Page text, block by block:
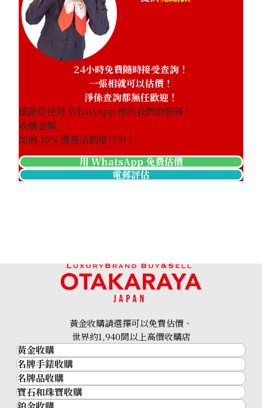
22K gold (K22) Canada Calgary Olympic gold coin
HKD 2,028.16
24小時免費隨時接受查詢！
一張相就可以估價！
淨係查詢都無任歡迎！
感謝您使用 WhatsApp 預約我們的服務！
收購金額
加碼35% 優惠活動進行中！
用 WhatsApp 免費估價
電郵評估
黃金收購請選擇可以免費估價、
世界約1,940間以上高價收購店
黃金收購
黃金･金條
金條
金幣及銀幣
名牌手錶收購
名牌手錶收購
勞力士 (Rolex)
名牌品收購
名牌品收購
寶石和珠寶收購